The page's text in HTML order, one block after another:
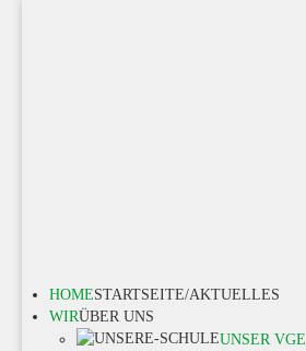
HOMESTARTSEITE/AKTUELLES
WIRÜBER UNS
UNSER VGE